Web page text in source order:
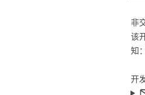
开
非
该
知